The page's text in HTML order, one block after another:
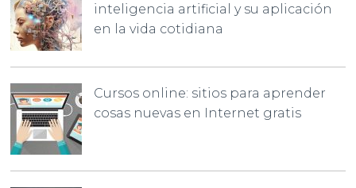
inteligencia artificial y su aplicación
en la vida cotidiana
Cursos online: sitios para aprender
cosas nuevas en Internet gratis